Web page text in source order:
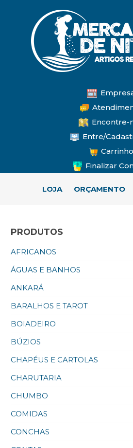
Encontre-
Entre/
Carrinho
Finalizar
LOJA ORÇAMENTO
PRODUTOS
AFRICANOS
ÁGUAS E BANHOS
ANKARÁ
BARALHOS E TAROT
BOIADEIRO
BÚZIOS
CHAPÉUS E CARTOLAS
CHARUTARIA
CHUMBO
COMIDAS
CONCHAS